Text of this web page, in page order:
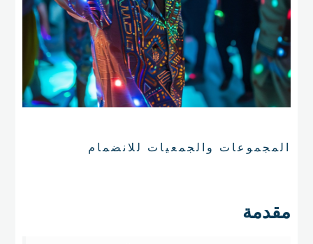
المجموعات والجمعيات للانضمام
مقدمة